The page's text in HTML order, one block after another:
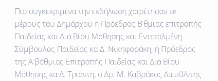
Πιο συγκεκριμένα την εκδήλωση χαιρέτησαν εκ
μέρους του Δημάρχου η Πρόεδρος Β'θμιας επιτροπής
Παιδείας και Δια Βίου Μάθησης και Εντεταλμένη
Σύμβουλος Παιδείας κα Δ. Νικηφοράκη, η Πρόεδρος
της Α'βάθμιας Επιτροπής Παιδείας και Δια Βίου
Μάθησης κα Δ. Τριάντη, ο Δρ. Μ. Καβράκος Διευθ/ντης